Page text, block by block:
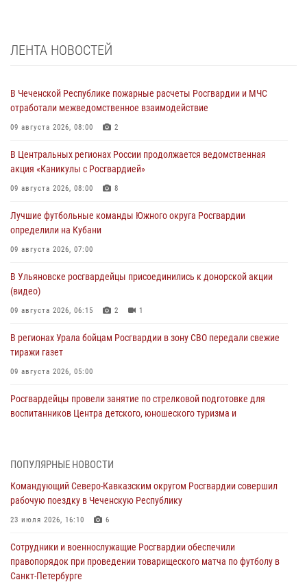
ЛЕНТА НОВОСТЕЙ
В Чеченской Республике пожарные расчеты Росгвардии и МЧС
отработали межведомственное взаимодействие
09 августа 2026, 08:00 2
В Центральных регионах России продолжается ведомственная
акция «Каникулы с Росгвардией»
09 августа 2026, 08:00 8
Лучшие футбольные команды Южного округа Росгвардии
определили на Кубани
09 августа 2026, 07:00
В Ульяновске росгвардейцы присоединились к донорской акции
(видео)
09 августа 2026, 06:15 2 1
В регионах Урала бойцам Росгвардии в зону СВО передали свежие
тиражи газет
09 августа 2026, 05:00
Росгвардейцы провели занятие по стрелковой подготовке для
воспитанников Центра детского, юношеского туризма и
проходит в Сибири
09 августа 2026, 04:00
Поклонной горе в Москве (видео)
08 августа 2026, 14:10 3
ПОПУЛЯРНЫЕ НОВОСТИ
Командующий Северо-Кавказским округом Росгвардии совершил
рабочую поездку в Чеченскую Республику
23 июля 2026, 16:10 6
Сотрудники и военнослужащие Росгвардии обеспечили
правопорядок при проведении товарищеского матча по футболу в
Санкт-Петербурге